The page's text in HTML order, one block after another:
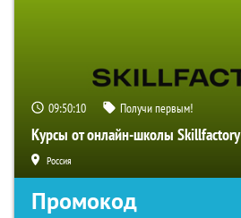
09:50:09 Получи первым!
Курсы от онлайн-школы Skillfactory
Россия
Промокод